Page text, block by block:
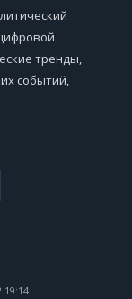
тренды,
событий,
19:14